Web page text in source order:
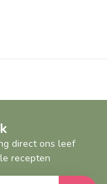
direct ons leef
recepten